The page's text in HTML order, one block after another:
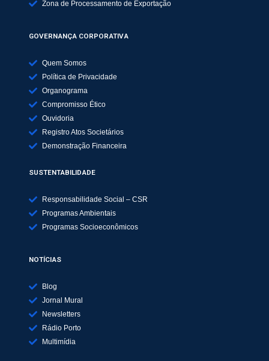
Zona de Processamento de Exportação
GOVERNANÇA CORPORATIVA
Quem Somos
Política de Privacidade
Organograma
Compromisso Ético
Ouvidoria
Registro Atos Societários
Demonstração Financeira
SUSTENTABILIDADE
Responsabilidade Social – CSR
Programas Ambientais
Programas Socioeconômicos
NOTÍCIAS
Blog
Jornal Mural
Newsletters
Rádio Porto
Multimídia